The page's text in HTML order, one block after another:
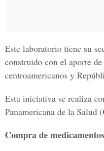
Este laboratorio tiene su
construido con el aporte
centroamericanos y
Esta iniciativa se realiza
Panamericana de la Salud
Compra de medicamentos